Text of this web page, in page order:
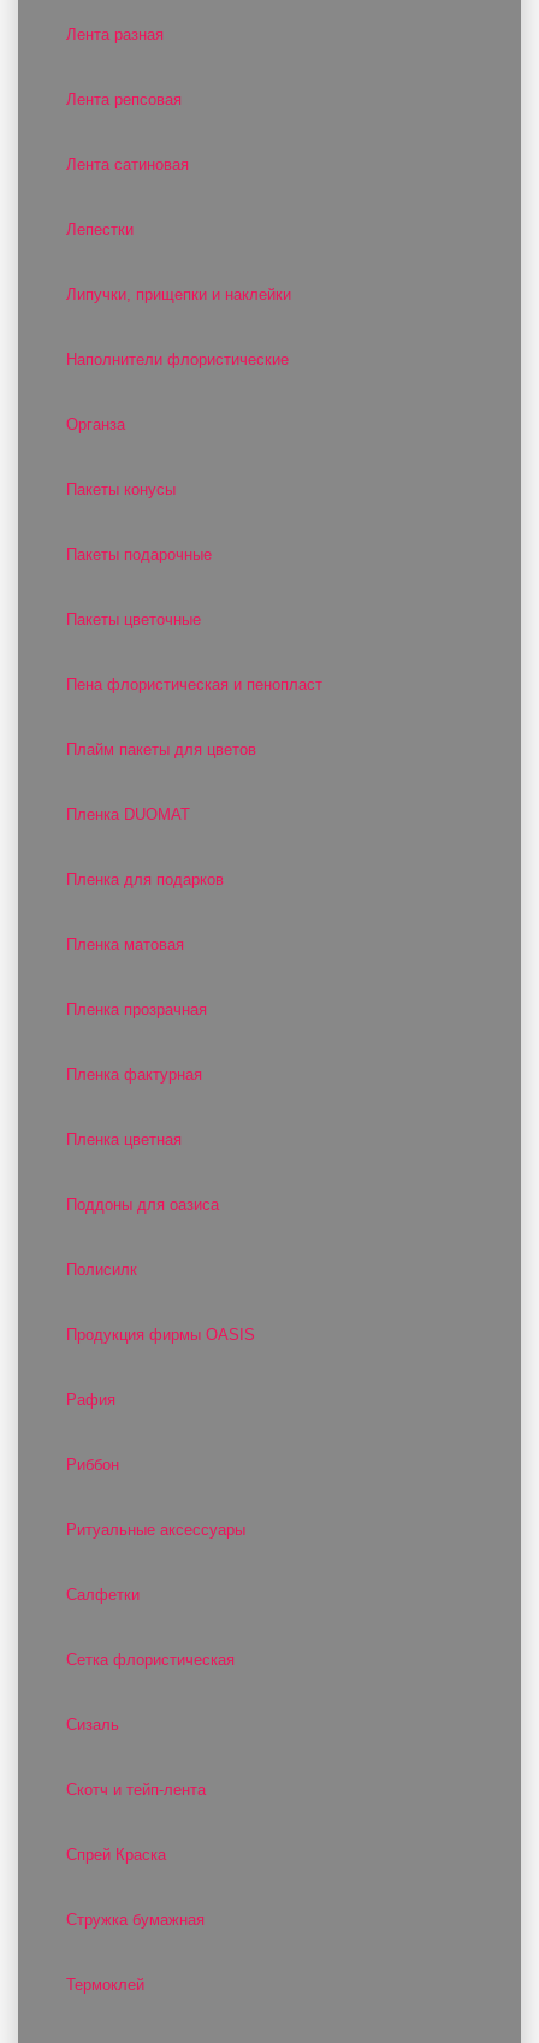
Лента разная
Лента репсовая
Лента сатиновая
Лепестки
Липучки, прищепки и наклейки
Наполнители флористические
Органза
Пакеты конусы
Пакеты подарочные
Пакеты цветочные
Пена флористическая и пенопласт
Плайм пакеты для цветов
Пленка DUOMAT
Пленка для подарков
Пленка матовая
Пленка прозрачная
Пленка фактурная
Пленка цветная
Поддоны для оазиса
Полисилк
Продукция фирмы OASIS
Рафия
Риббон
Ритуальные аксессуары
Салфетки
Сетка флористическая
Сизаль
Скотч и тейп-лента
Спрей Краска
Стружка бумажная
Термоклей